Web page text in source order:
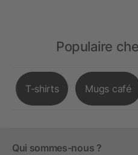
Populaire
T-shirts Mugs café
Qui sommes-nous ?